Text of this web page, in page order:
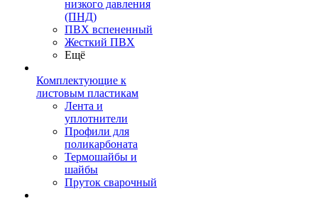
низкого давления
(ПНД)
ПВХ вспененный
Жесткий ПВХ
Ещё
Комплектующие к
листовым пластикам
Лента и
уплотнители
Профили для
поликарбоната
Термошайбы и
шайбы
Пруток сварочный